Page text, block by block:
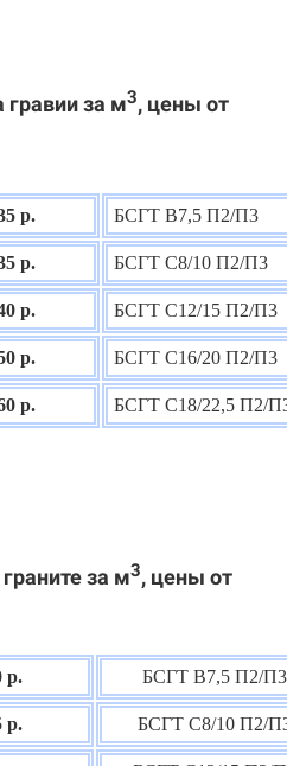
гравии за м3, цены от
р. БСГТ В7,5 П2/П3
р. БСГТ С8/10 П2/П3
р. БСГТ С12/15 П2/П3
р. БСГТ С16/20 П2/П3
р. БСГТ С18/22,5 П2/
за м3, цены от
р. БСГТ В7,5 П2/П3
р. БСГТ С8/10 П2/